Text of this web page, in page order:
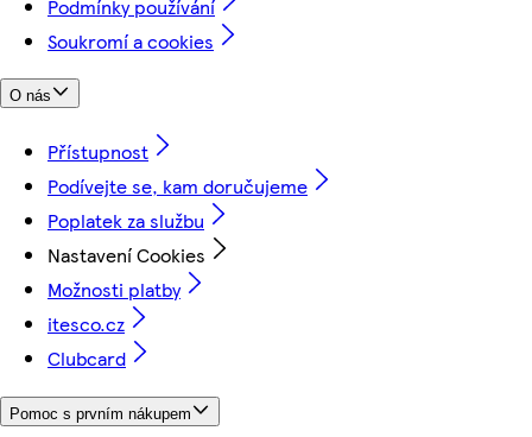
Podmínky používání
Soukromí a cookies
O nás
Přístupnost
Podívejte se, kam doručujeme
Poplatek za službu
Nastavení Cookies
Možnosti platby
itesco.cz
Clubcard
Pomoc s prvním nákupem